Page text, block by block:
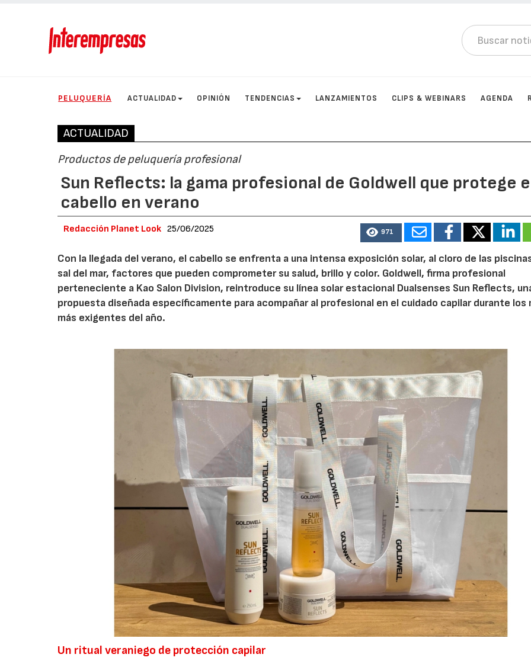
PELUQUERÍA ACTUALIDAD OPINIÓN TENDENCIAS LANZAMIENTOS CLIPS & WEBINARS AGENDA
ACTUALIDAD
Productos de peluquería profesional
Sun Reflects: la gama profesional de Goldwell que protege
cabello en verano
Redacción Planet Look 25/06/2025 971
Con la llegada del verano, el cabello se enfrenta a una intensa exposición solar, al cloro de las
sal del mar, factores que pueden comprometer su salud, brillo y color. Goldwell, firma profesional
perteneciente a Kao Salon Division, reintroduce su línea solar estacional Dualsenses Sun Reflects,
propuesta diseñada específicamente para acompañar al profesional en el cuidado capilar durante los
más exigentes del año.
Un ritual veraniego de protección capilar